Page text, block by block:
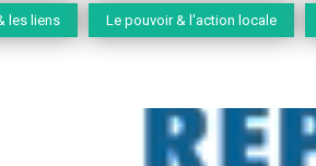
les liens Le pouvoir & l'action locale